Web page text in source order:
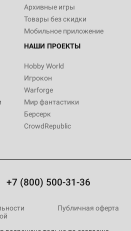
Архивные игры
Товары без скидки
Мобильное приложение
НАШИ ПРОЕКТЫ
Hobby World
Игрокон
Warforge
Мир фантастики
Берсерк
CrowdRepublic
+7 (800) 500-31-36
Публичная оферта